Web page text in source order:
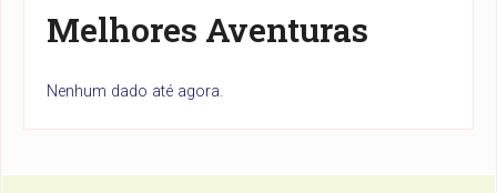
Melhores Aventuras
Nenhum dado até agora.